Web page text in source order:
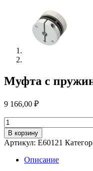
Муфта с
9 166,00 ₽
Количество
товара
Муфта
с
пружинной
шайбой
В корзину
Артикул: E60121
Описание